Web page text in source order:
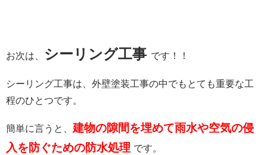
お次は、 シーリング工事 です！！
シーリング工事は、外壁塗装工事の中でもとても重要な工
程のひとつです。
簡単に言うと、 建物の隙間を埋めて雨水や空気の侵
入を防ぐための防水処理 です。